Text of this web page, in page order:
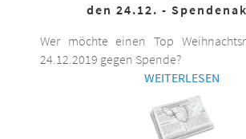
den 24.12. -
Wer möchte einen Top
24.12.2019 gegen Spende?
WEITERLESEN